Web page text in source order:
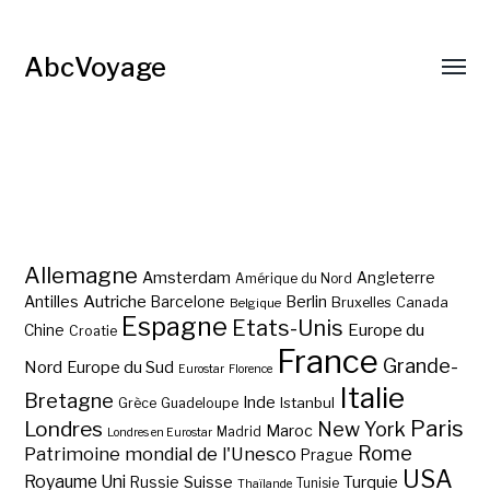
AbcVoyage
Allemagne Amsterdam Amérique du Nord Angleterre
Antilles Autriche Barcelone Belgique Berlin Bruxelles Canada
Chine Croatie Espagne Etats-Unis Europe du
Nord Europe du Sud Eurostar Florence France Grande-
Bretagne Grèce Guadeloupe Inde Istanbul Italie
Londres Londres en Eurostar Madrid Maroc New York Paris
Patrimoine mondial de l'Unesco Prague Rome
Royaume Uni Russie Suisse Thaïlande Tunisie Turquie USA